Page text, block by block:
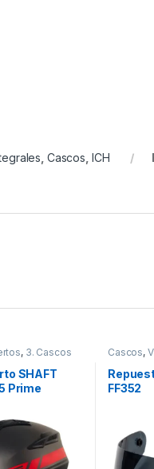
Cascos ICH
, 3. Cascos
,
SHAFT
Prime
Cascos,
FF352